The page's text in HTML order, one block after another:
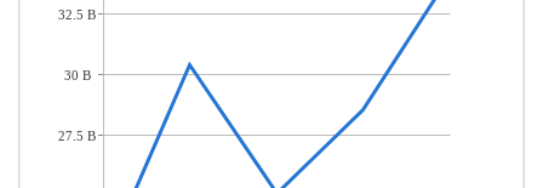
32.5 B
30 B
27.5 B